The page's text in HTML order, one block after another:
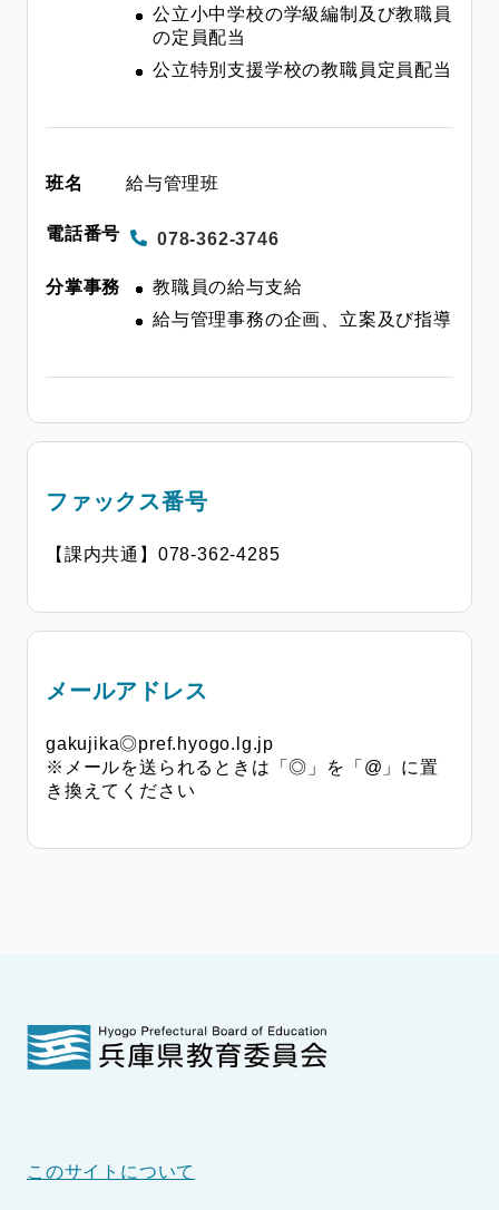
公立小中学校の学級編制及び教職員
の定員配当
公立特別支援学校の教職員定員配当
給与管理班
078-362-3746
教職員の給与支給
給与管理事務の企画、立案及び指導
ファックス番号
【課内共通】078-362-4285
メールアドレス
gakujika◎pref.hyogo.lg.jp
※メールを送られるときは「◎」を「@」に置
き換えてください
このサイトについて